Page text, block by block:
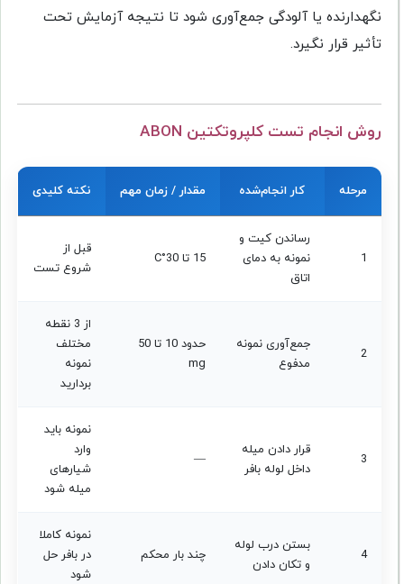
نگهدارنده یا آلودگی جمع‌آوری شود تا نتیجه آزمایش تحت
تأثیر قرار نگیرد.
روش انجام تست کلپروتکتین ABON
مرحله کار انجام‌شده مقدار / زمان مهم نکته کلیدی
1
رساندن کیت و
نمونه به دمای
اتاق
15 تا 30°C
قبل از
شروع تست
2
جمع‌آوری نمونه
مدفوع
حدود 10 تا 50
mg
از 3 نقطه
مختلف
نمونه
بردارید
3
قرار دادن میله
داخل لوله بافر
—
نمونه باید
وارد
شیارهای
میله شود
4
بستن درب لوله
و تکان دادن
چند بار محکم
نمونه کاملا
در بافر حل
شود